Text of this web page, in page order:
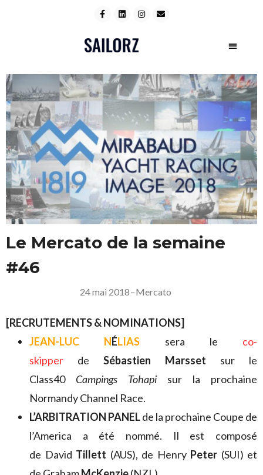
Le Mercato de la semaine
#46
24 mai 2018–Mercato
[RECRUTEMENTS & NOMINATIONS]
JEAN-LUC NÉLIAS sera le co-
skipper de Sébastien Marsset sur le
Class40 Campings Tohapi sur la prochaine
Normandy Channel Race.
L’ARBITRATION PANELde la prochaine Coupe de
l’America a été nommé. Il est composé
de David Tillett (AUS), de Henry Peter (SUI) et